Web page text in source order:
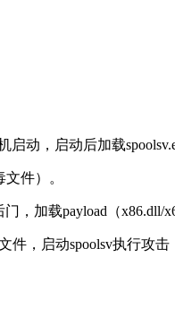
动，启动后加载
件）。
，加载payload（x86.dll/
，启动spoolsv执行攻